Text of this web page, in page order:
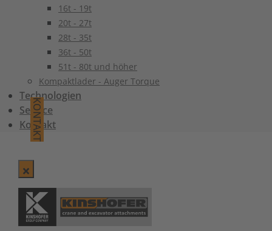
16t - 19t
20t - 27t
28t - 35t
36t - 50t
51t - 80t und höher
Kompaktlader - Auger Torque
Technologien
Service
Kontakt
KONTAKT